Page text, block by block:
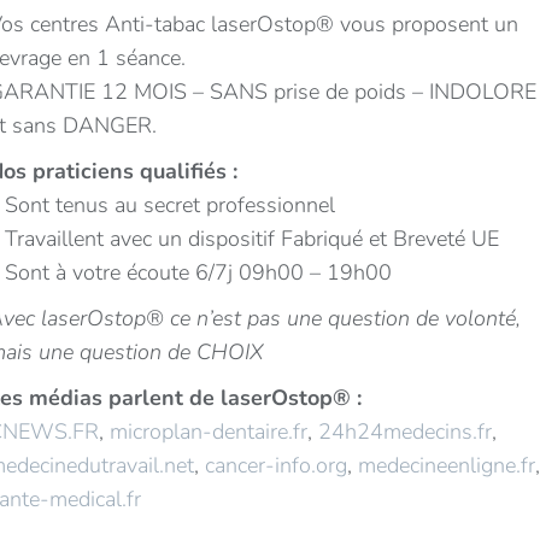
centres Anti-tabac laserOstop® vous proposent un
en 1 séance.
12 MOIS – SANS prise de poids – INDOLORE
sans DANGER.
praticiens qualifiés :
Sont tenus au secret professionnel
Travaillent avec un dispositif Fabriqué et Breveté UE
Sont à votre écoute 6/7j 09h00 – 19h00
laserOstop® ce n’est pas une question de volonté,
une question de CHOIX
médias parlent de laserOstop® :
, microplan-dentaire.fr, 24h24medecins.fr,
, cancer-info.org, medecineenligne.fr,
medical.fr